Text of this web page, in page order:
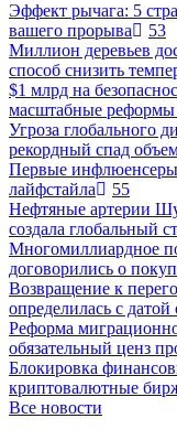
Эффект рычага: 5
вашего прорыва
53
Миллион деревьев
способ снизить
$1 млрд на
масштабные реформы
Угроза глобального
рекордный спад
Первые
лайфстайла
55
Нефтяные артерии
создала глобальный
Многомиллиардное
договорились о
Возвращение к
определилась с
Реформа
обязательный ценз
Блокировка
криптовалютные
Все новости